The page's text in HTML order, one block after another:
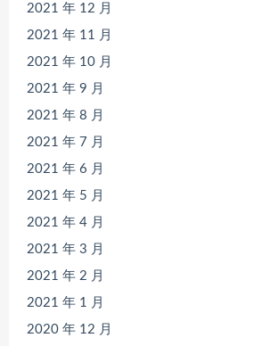
2021 年 12 月
2021 年 11 月
2021 年 10 月
2021 年 9 月
2021 年 8 月
2021 年 7 月
2021 年 6 月
2021 年 5 月
2021 年 4 月
2021 年 3 月
2021 年 2 月
2021 年 1 月
2020 年 12 月